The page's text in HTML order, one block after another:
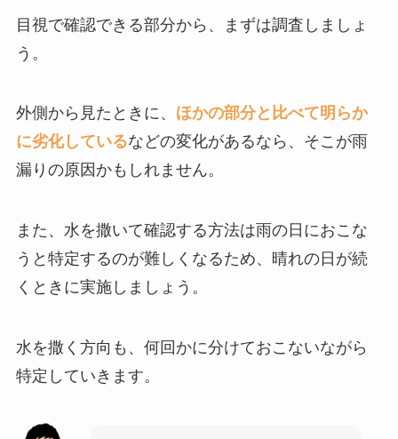
目視で確認できる部分から、まずは調査しましょ
う。
外側から見たときに、 ほかの部分と比べて明らか
に劣化しているなどの変化があるなら、そこが雨
漏りの原因かもしれません。
また、水を撒いて確認する方法は雨の日におこな
うと特定するのが難しくなるため、晴れの日が続
くときに実施しましょう。
水を撒く方向も、何回かに分けておこないながら
特定していきます。